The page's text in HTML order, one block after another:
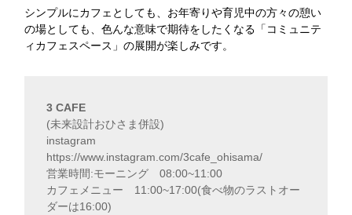
シンプルにカフェとしても、お年寄りや育児中の方々の憩い
の場としても、色んな意味で期待をしたくなる「コミュニテ
ィカフェスペース」の展開が楽しみです。
3 CAFE
(未来設計おひさま併設)
instagram
https://www.instagram.com/3cafe_ohisama/
営業時間:モーニング 08:00~11:00
カフェメニュー 11:00~17:00(食べ物のラストオー
ダーは16:00)